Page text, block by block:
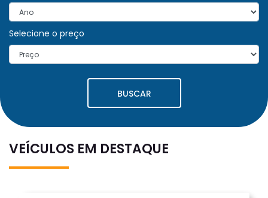
Selecione o preço
BUSCAR
VEÍCULOS EM DESTAQUE